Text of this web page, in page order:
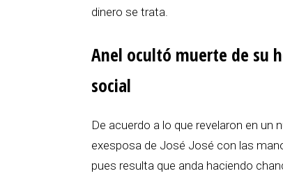
dinero se trata.
Anel ocultó muerte de su
social
De acuerdo a lo que revelaron en un
exesposa de José José con las
pues resulta que anda haciendo